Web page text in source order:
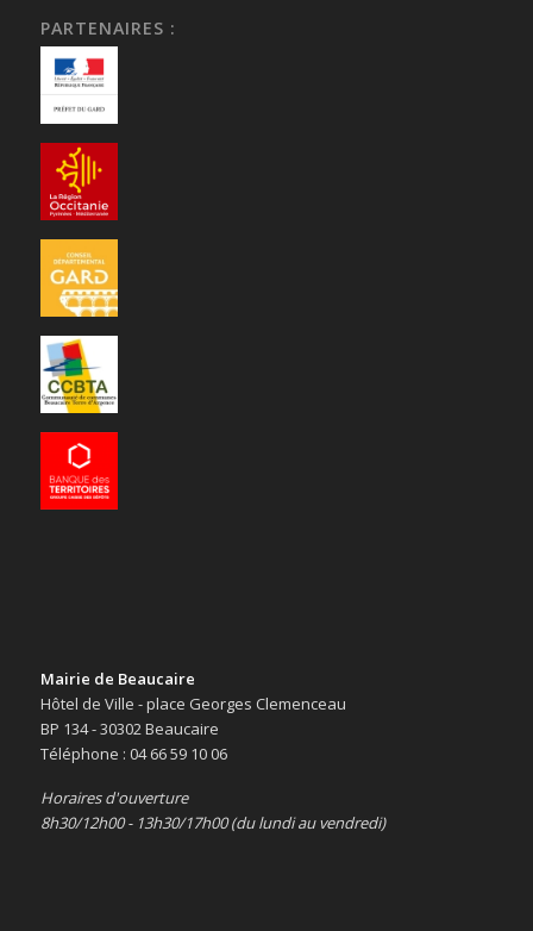
PARTENAIRES :
Mairie de Beaucaire
Hôtel de Ville - place Georges Clemenceau
BP 134 - 30302 Beaucaire
Téléphone : 04 66 59 10 06
Horaires d'ouverture
8h30/12h00 - 13h30/17h00 (du lundi au vendredi)